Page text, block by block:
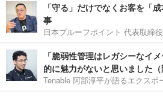
「守る」だけでなくお客を「
事
日本プルーフポイント 代表取締
「脆弱性管理はレガシーなイ
的に魅力がないと思いました（
Tenable 阿部淳平が語るエクスポ